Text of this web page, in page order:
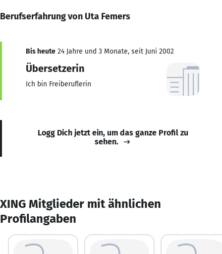
Berufserfahrung von Uta Femers
Bis heute 24 Jahre und 3 Monate, seit Juni 2002
Übersetzerin
Ich bin Freiberuflerin
Logg Dich jetzt ein, um das ganze Profil zu
sehen.
XING Mitglieder mit ähnlichen
Profilangaben